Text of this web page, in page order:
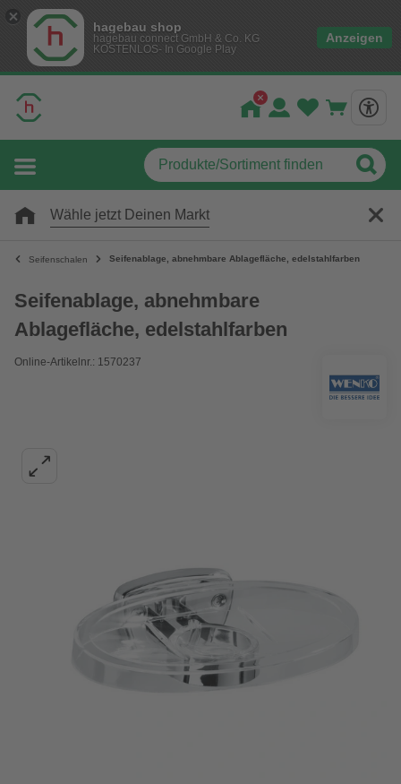
hagebau shop
hagebau connect GmbH & Co. KG
KOSTENLOS- In Google Play
Anzeigen
Wähle jetzt Deinen Markt
Seifenschalen Seifenablage, abnehmbare Ablagefläche, edelstahlfarben
Seifenablage, abnehmbare
Ablagefläche, edelstahlfarben
Online-Artikelnr.: 1570237